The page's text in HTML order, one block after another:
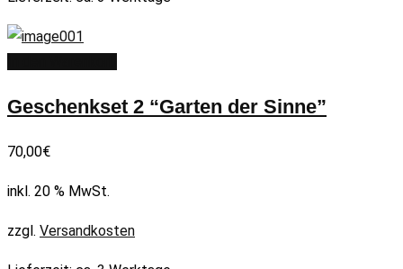
Geschenkset 2 “Garten der Sinne”
70,00€
inkl. 20 % MwSt.
zzgl. Versandkosten